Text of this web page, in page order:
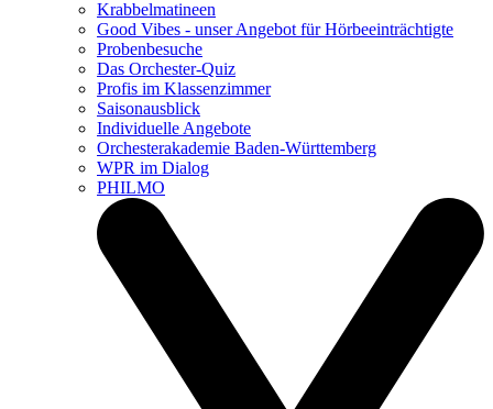
Krabbelmatineen
Good Vibes - unser Angebot für Hörbeeinträchtigte
Probenbesuche
Das Orchester-Quiz
Profis im Klassenzimmer
Saisonausblick
Individuelle Angebote
Orchesterakademie Baden-Württemberg
WPR im Dialog
PHILMO